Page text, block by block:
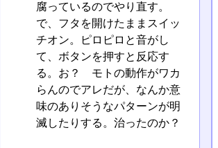
腐っているのでやり直す。
で、フタを開けたままスイッ
チオン。ピロピロと音がし
て、ボタンを押すと反応す
る。お？ モトの動作がワカ
らんのでアレだが、なんか意
味のありそうなパターンが明
滅したりする。治ったのか？